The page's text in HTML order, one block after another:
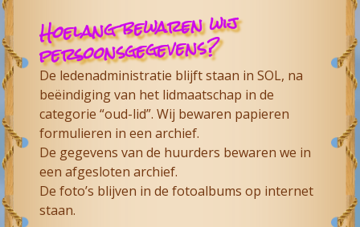
Hoelang bewaren wij
persoonsgegevens?
De ledenadministratie blijft staan in SOL, na
beëindiging van het lidmaatschap in de
categorie “oud-lid”. Wij bewaren papieren
formulieren in een archief.
De gegevens van de huurders bewaren we in
een afgesloten archief.
De foto’s blijven in de fotoalbums op internet
staan.